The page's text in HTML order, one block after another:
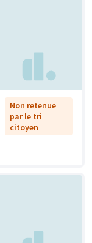
Non retenue
par le tri
citoyen